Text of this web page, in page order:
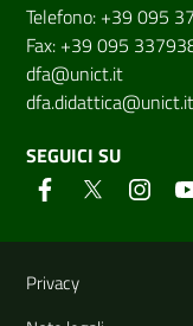
Telefono: +39 095
Fax: +39 095
dfa@unict.it
dfa.didattica@unict.it
SEGUICI SU
Link e
Privacy